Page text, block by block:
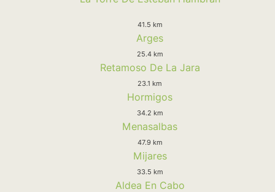
41.5 km
Arges
25.4 km
Retamoso De La Jara
23.1 km
Hormigos
34.2 km
Menasalbas
47.9 km
Mijares
33.5 km
Aldea En Cabo